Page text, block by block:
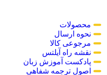
محصولات
نحوه ارسال
مرجوعی کالا
نقشه راه آیلتس
پادکست آموزش زبان
اصول ترجمه شفاهی